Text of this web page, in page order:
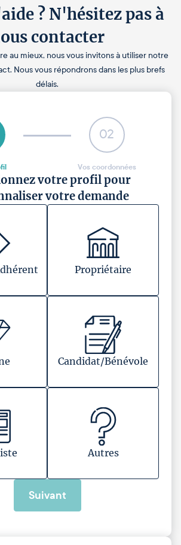
? N'hésitez pas à
contacter
au mieux, nous vous invitons à utiliser notre
Nous vous répondrons dans les plus brefs
délais.
02
Vos coordonnées
votre profil pour
votre demande
Propriétaire
Candidat/Bénévole
Autres
Suivant